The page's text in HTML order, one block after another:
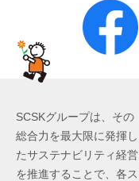
SCSKグループは、その
総合力を最大限に発揮し
たサステナビリティ経営
を推進することで、各ス